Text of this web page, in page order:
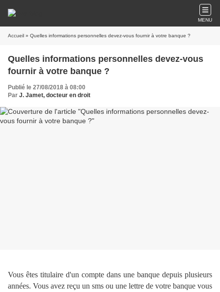
MENU
Accueil » Quelles informations personnelles devez-vous fournir à votre banque ?
Quelles informations personnelles devez-vous
fournir à votre banque ?
Publié le 27/08/2018 à 08:00
Par J. Jamet, docteur en droit
Vous êtes titulaire d'un compte dans une banque depuis plusieurs
années. Vous avez reçu un sms ou une lettre de votre banque vous